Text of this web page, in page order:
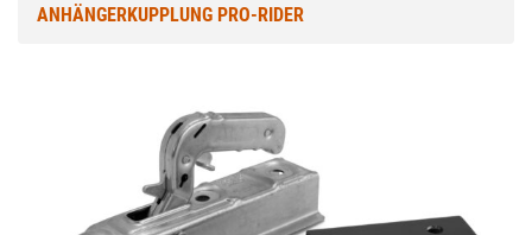
ANHÄNGERKUPPLUNG PRO-RIDER